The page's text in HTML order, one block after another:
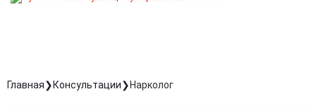
Главная Консультации Нарколог